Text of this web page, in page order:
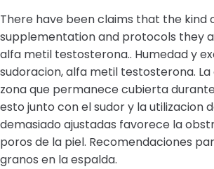
There have been claims that the kind
supplementation and protocols they
alfa metil testosterona.. Humedad y
sudoracion, alfa metil testosterona. La
zona que permanece cubierta
esto junto con el sudor y la utilizacion
demasiado ajustadas favorece la
poros de la piel. Recomendaciones
granos en la espalda.